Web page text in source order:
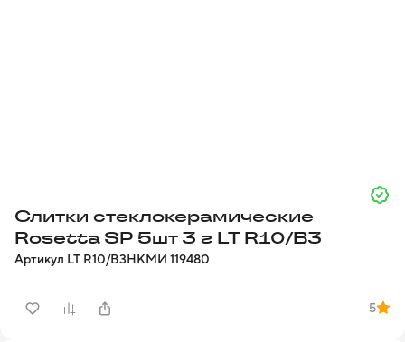
Слитки стеклокерамические
Rosetta SP 5шт 3 г LT R10/B3
Артикул LT R10/B3НКМИ 119480
5